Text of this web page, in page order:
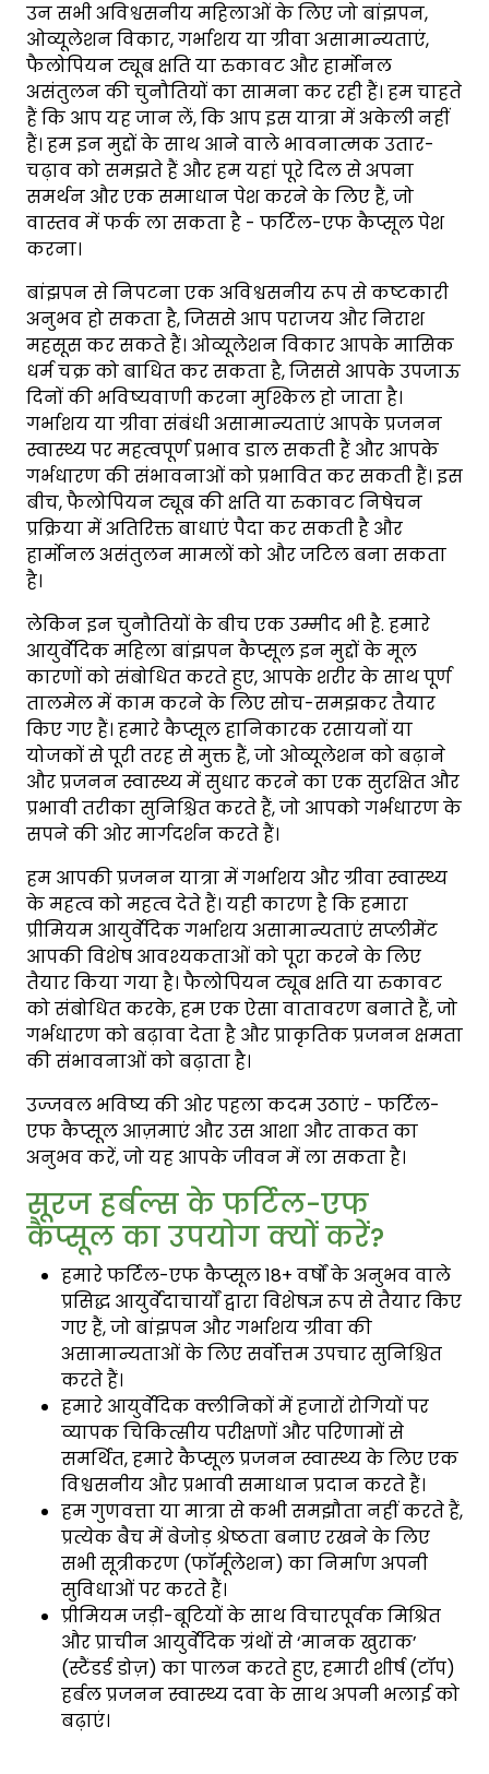
उन सभी अविश्वसनीय महिलाओं के लिए जो बांझपन,
ओव्यूलेशन विकार, गर्भाशय या ग्रीवा असामान्यताएं,
फैलोपियन ट्यूब क्षति या रुकावट और हार्मोनल
असंतुलन की चुनौतियों का सामना कर रही हैं। हम चाहते
हैं कि आप यह जान लें, कि आप इस यात्रा में अकेली नहीं
हैं। हम इन मुद्दों के साथ आने वाले भावनात्मक उतार-
चढ़ाव को समझते हैं और हम यहां पूरे दिल से अपना
समर्थन और एक समाधान पेश करने के लिए हैं, जो
वास्तव में फर्क ला सकता है - फर्टिल-एफ कैप्सूल पेश
करना।
बांझपन से निपटना एक अविश्वसनीय रूप से कष्टकारी
अनुभव हो सकता है, जिससे आप पराजय और निराश
महसूस कर सकते हैं। ओव्यूलेशन विकार आपके मासिक
धर्म चक्र को बाधित कर सकता है, जिससे आपके उपजाऊ
दिनों की भविष्यवाणी करना मुश्किल हो जाता है।
गर्भाशय या ग्रीवा संबंधी असामान्यताएं आपके प्रजनन
स्वास्थ्य पर महत्वपूर्ण प्रभाव डाल सकती हैं और आपके
गर्भधारण की संभावनाओं को प्रभावित कर सकती हैं। इस
बीच, फैलोपियन ट्यूब की क्षति या रुकावट निषेचन
प्रक्रिया में अतिरिक्त बाधाएं पैदा कर सकती है और
हार्मोनल असंतुलन मामलों को और जटिल बना सकता
है।
लेकिन इन चुनौतियों के बीच एक उम्मीद भी है. हमारे
आयुर्वेदिक महिला बांझपन कैप्सूल इन मुद्दों के मूल
कारणों को संबोधित करते हुए, आपके शरीर के साथ पूर्ण
तालमेल में काम करने के लिए सोच-समझकर तैयार
किए गए हैं। हमारे कैप्सूल हानिकारक रसायनों या
योजकों से पूरी तरह से मुक्त हैं, जो ओव्यूलेशन को बढ़ाने
और प्रजनन स्वास्थ्य में सुधार करने का एक सुरक्षित और
प्रभावी तरीका सुनिश्चित करते हैं, जो आपको गर्भधारण के
सपने की ओर मार्गदर्शन करते हैं।
हम आपकी प्रजनन यात्रा में गर्भाशय और ग्रीवा स्वास्थ्य
के महत्व को महत्व देते हैं। यही कारण है कि हमारा
प्रीमियम आयुर्वेदिक गर्भाशय असामान्यताएं सप्लीमेंट
आपकी विशेष आवश्यकताओं को पूरा करने के लिए
तैयार किया गया है। फैलोपियन ट्यूब क्षति या रुकावट
को संबोधित करके, हम एक ऐसा वातावरण बनाते हैं, जो
गर्भधारण को बढ़ावा देता है और प्राकृतिक प्रजनन क्षमता
की संभावनाओं को बढ़ाता है।
उज्जवल भविष्य की ओर पहला कदम उठाएं - फर्टिल-
एफ कैप्सूल आज़माएं और उस आशा और ताकत का
अनुभव करें, जो यह आपके जीवन में ला सकता है।
सूरज हर्बल्स के फर्टिल-एफ
कैप्सूल का उपयोग क्यों करें?
हमारे फर्टिल-एफ कैप्सूल 18+ वर्षों के अनुभव वाले
प्रसिद्ध आयुर्वेदाचार्यों द्वारा विशेषज्ञ रूप से तैयार किए
गए हैं, जो बांझपन और गर्भाशय ग्रीवा की
असामान्यताओं के लिए सर्वोत्तम उपचार सुनिश्चित
करते हैं।
हमारे आयुर्वेदिक क्लीनिकों में हजारों रोगियों पर
व्यापक चिकित्सीय परीक्षणों और परिणामों से
समर्थित, हमारे कैप्सूल प्रजनन स्वास्थ्य के लिए एक
विश्वसनीय और प्रभावी समाधान प्रदान करते हैं।
हम गुणवत्ता या मात्रा से कभी समझौता नहीं करते हैं,
प्रत्येक बैच में बेजोड़ श्रेष्ठता बनाए रखने के लिए
सभी सूत्रीकरण (फॉर्मूलेशन) का निर्माण अपनी
सुविधाओं पर करते हैं।
प्रीमियम जड़ी-बूटियों के साथ विचारपूर्वक मिश्रित
और प्राचीन आयुर्वेदिक ग्रंथों से ‘मानक खुराक’
(स्टैंडर्ड डोज़) का पालन करते हुए, हमारी शीर्ष (टॉप)
हर्बल प्रजनन स्वास्थ्य दवा के साथ अपनी भलाई को
बढ़ाएं।